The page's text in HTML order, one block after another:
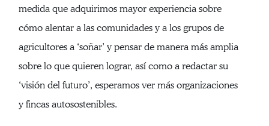
medida que adquirimos mayor experiencia sobre
cómo alentar a las comunidades y a los grupos de
agricultores a ‘soñar’ y pensar de manera más amplia
sobre lo que quieren lograr, así como a redactar su
‘visión del futuro’, esperamos ver más organizaciones
y fincas autosostenibles.